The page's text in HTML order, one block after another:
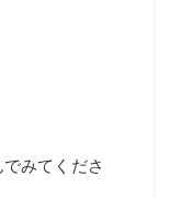
みてくださ